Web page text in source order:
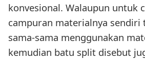
konvesional. Walaupun untuk
campuran materialnya sendiri
sama-sama menggunakan
kemudian batu split disebut